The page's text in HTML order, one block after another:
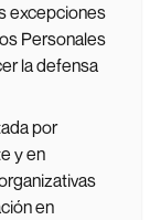
excepciones
Personales
la defensa
por
y en
en